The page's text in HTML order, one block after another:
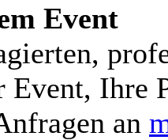
Event
Ihre
an